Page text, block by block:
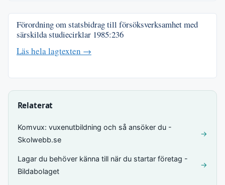
Förordning om statsbidrag till försöksverksamhet med
särskilda studiecirklar 1985:236
Läs hela lagtexten →
Relaterat
Komvux: vuxenutbildning och så ansöker du -
Skolwebb.se
→
Lagar du behöver känna till när du startar företag -
Bildabolaget
→